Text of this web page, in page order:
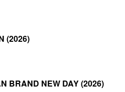
(2026)
BRAND NEW DAY (2026)